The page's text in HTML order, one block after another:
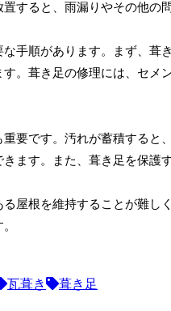
すると、雨漏りやその他の
手順があります。まず、
。葺き足の修理には、セメ
要です。汚れが蓄積する
ます。また、葺き足を保護
屋根を維持することが難
瓦葺き
葺き足